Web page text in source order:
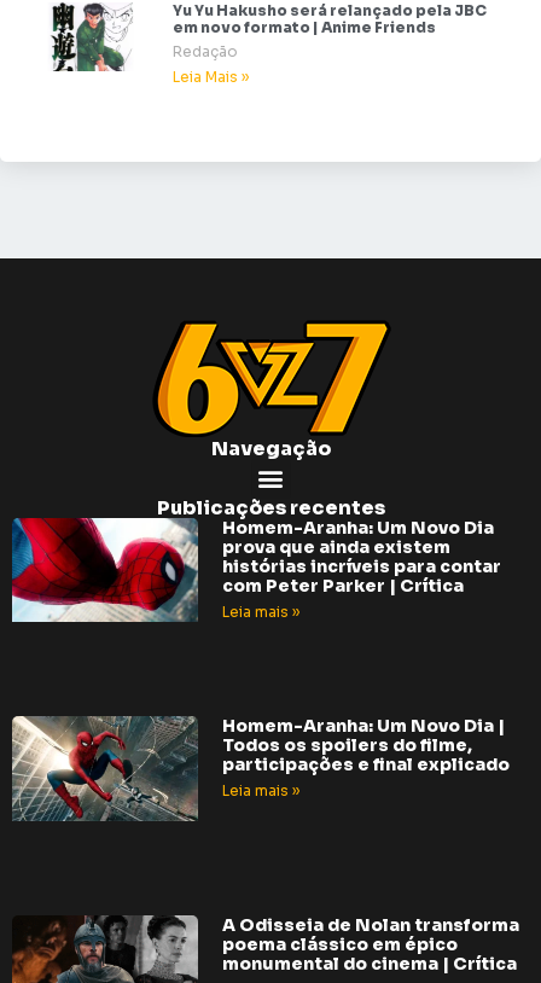
Yu Yu Hakusho será relançado pela JBC
em novo formato | Anime Friends
Redação
Leia Mais »
Navegação
Publicações recentes
Homem-Aranha: Um Novo Dia
prova que ainda existem
histórias incríveis para contar
com Peter Parker | Crítica
Leia mais »
Homem-Aranha: Um Novo Dia |
Todos os spoilers do filme,
participações e final explicado
Leia mais »
A Odisseia de Nolan transforma
poema clássico em épico
monumental do cinema | Crítica